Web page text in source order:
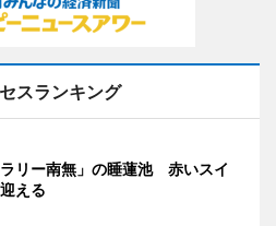
スランキング
リー南無」の睡蓮池 赤いスイ
える